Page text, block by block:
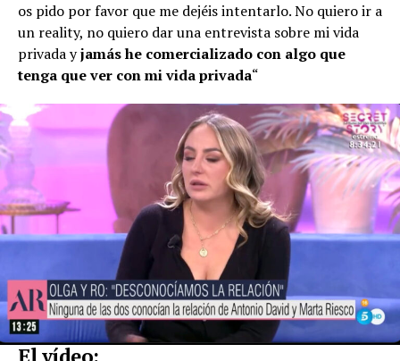
os pido por favor que me dejéis intentarlo. No quiero ir a
un reality, no quiero dar una entrevista sobre mi vida
privada yjamás he comercializado con algo que
tenga que ver con mi vida privada“